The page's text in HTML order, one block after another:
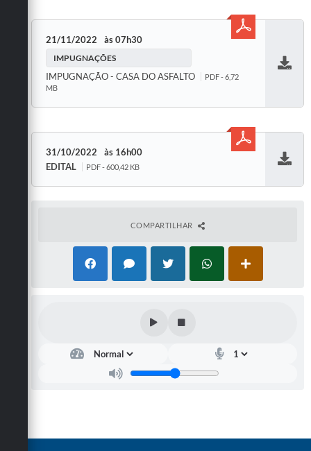
21/11/2022 07h30
IMPUGNAÇÕES
IMPUGNAÇÃO - CASA DO ASFALTO
PDF - 6,72
MB
31/10/2022
16h00
EDITAL
PDF - 600,42 KB
COMPARTILHAR